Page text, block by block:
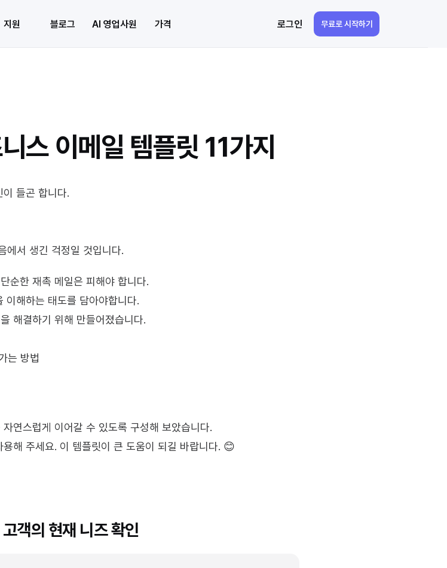
지원 블로그 AI 영업사원 가격 로그인 무료로 시작하기
스 이메일 템플릿 11가지
들곤 합니다.
에서 생긴 걱정일 것입니다.
순한 재촉 메일은 피해야 합니다.
이해하는 태도를 담아야합니다.
해결하기 위해 만들어졌습니다.
는 방법
연스럽게 이어갈 수 있도록 구성해 보았습니다.
해 주세요. 이 템플릿이 큰 도움이 되길 바랍니다. 😊
객의 현재 니즈 확인